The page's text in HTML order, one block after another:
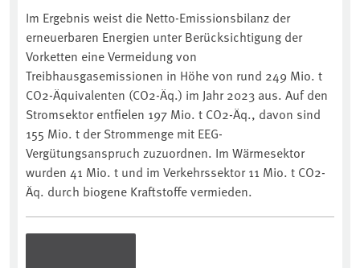
Im Ergebnis weist die Netto-Emissionsbilanz der
erneuerbaren Energien unter Berücksichtigung der
Vorketten eine Vermeidung von
Treibhausgasemissionen in Höhe von rund 249 Mio. t
CO2-Äquivalenten (CO2-Äq.) im Jahr 2023 aus. Auf den
Stromsektor entfielen 197 Mio. t CO2-Äq., davon sind
155 Mio. t der Strommenge mit EEG-
Vergütungsanspruch zuzuordnen. Im Wärmesektor
wurden 41 Mio. t und im Verkehrssektor 11 Mio. t CO2-
Äq. durch biogene Kraftstoffe vermieden.